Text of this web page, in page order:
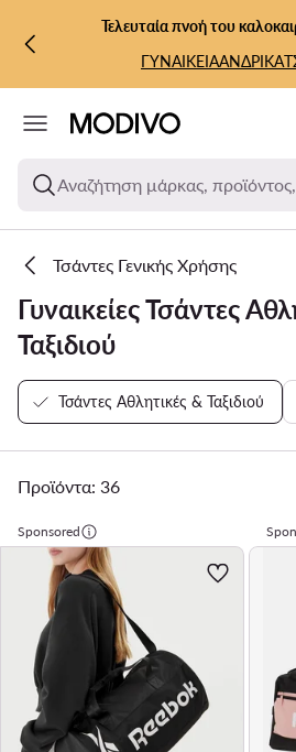
ΜΕΤΆΒΑΣΗ ΣΤΟ ΚΎΡΙΟ
ΜΕΤΆΒΑΣΗ ΣΤΗΝ ΑΝΑΖΉΤΗΣΗ
Τελευταία πνοή του
ΓΥΝΑΙΚΕΙΑΑΝΔΡΙΚΑ
Αναζήτηση μάρκας,
Τσάντες Γενικής Χρήσης
Γυναικείες Τσάντες
Ταξιδιού
Τσάντες Αθλητικές & Ταξιδιού
Προϊόντα: 36
Sponsored